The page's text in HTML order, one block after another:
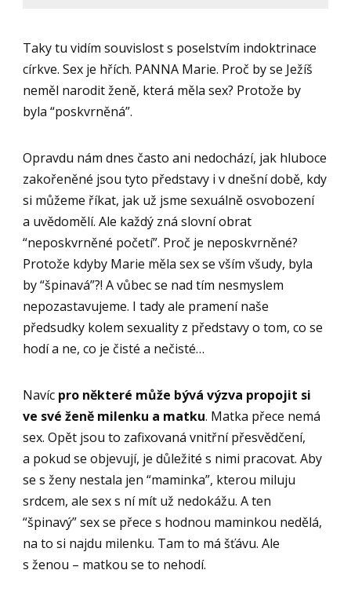
Taky tu vidím souvislost s poselstvím indoktrinace
církve. Sex je hřích. PANNA Marie. Proč by se Ježíš
neměl narodit ženě, která měla sex? Protože by
byla “poskvrněná”.
Opravdu nám dnes často ani nedochází, jak hluboce
zakořeněné jsou tyto představy i v dnešní době, kdy
si můžeme říkat, jak už jsme sexuálně osvobození
a uvědomělí. Ale každý zná slovní obrat
“neposkvrněné početí”. Proč je neposkvrněné?
Protože kdyby Marie měla sex se vším všudy, byla
by “špinavá”?! A vůbec se nad tím nesmyslem
nepozastavujeme. I tady ale pramení naše
předsudky kolem sexuality z představy o tom, co se
hodí a ne, co je čisté a nečisté…
Navíc pro některé může bývá výzva propojit si
ve své ženě milenku a matku. Matka přece nemá
sex. Opět jsou to zafixovaná vnitřní přesvědčení,
a pokud se objevují, je důležité s nimi pracovat. Aby
se s ženy nestala jen “maminka”, kterou miluju
srdcem, ale sex s ní mít už nedokážu. A ten
“špinavý” sex se přece s hodnou maminkou nedělá,
na to si najdu milenku. Tam to má šťávu. Ale
s ženou – matkou se to nehodí.